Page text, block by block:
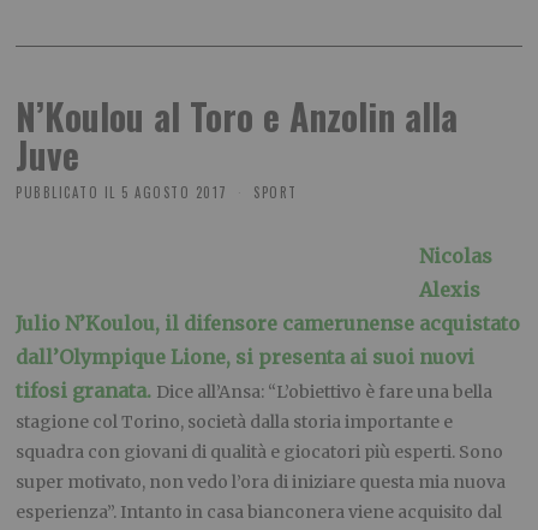
N’Koulou al Toro e Anzolin alla
Juve
PUBBLICATO IL 5 AGOSTO 2017 SPORT
Nicolas
Alexis
Julio N’Koulou, il difensore camerunense acquistato
dall’Olympique Lione, si presenta ai suoi nuovi
tifosi granata. Dice all’Ansa: “L’obiettivo è fare una bella
stagione col Torino, società dalla storia importante e
squadra con giovani di qualità e giocatori più esperti. Sono
super motivato, non vedo l’ora di iniziare questa mia nuova
esperienza”. Intanto in casa bianconera viene acquisito dal